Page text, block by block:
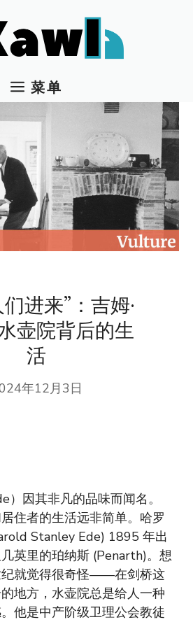
菜单
进来”：吉姆·
壶院背后的生
活
年12月3日
）因其非凡的品味而闻名。
住者的生活远非简单。哈罗
Stanley Ede) 1895 年出
英里的珀纳斯 (Penarth)。想
纪就觉得很奇怪——在剑桥这
地方，水壶院总是给人一种
他是中产阶级卫理公会教徒